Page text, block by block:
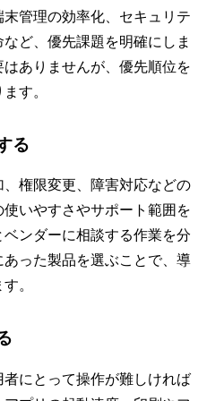
管理の効率化、セキュリテ
ど、優先課題を明確にしま
ありませんが、優先順位を
す。
る
権限変更、障害対応などの
いやすさやサポート範囲を
ンダーに相談する作業を分
った製品を選ぶことで、導
。
にとって操作が難しければ